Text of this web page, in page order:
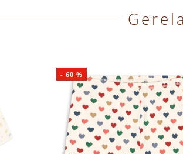
- 60 %